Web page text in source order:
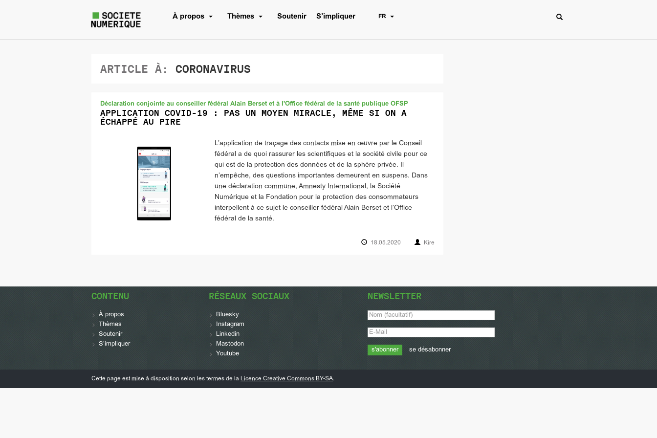
À propos Thèmes Soutenir S’impliquer FR
ARTICLE À: CORONAVIRUS
Déclaration conjointe au conseiller fédéral Alain Berset et à l'Office fédéral de la santé publique OFSP
APPLICATION COVID-19 : PAS UN MOYEN MIRACLE, MÊME SI ON A
ÉCHAPPÉ AU PIRE
L’application de traçage des contacts mise en œuvre par le Conseil
fédéral a de quoi rassurer les scientifiques et la société civile pour ce
qui est de la protection des données et de la sphère privée. Il
n’empêche, des questions importantes demeurent en suspens. Dans
une déclaration commune, Amnesty International, la Société
Numérique et la Fondation pour la protection des consommateurs
interpellent à ce sujet le conseiller fédéral Alain Berset et l’Office
fédéral de la santé.
18.05.2020 Kire
CONTENU
À propos
Thèmes
Soutenir
S’impliquer
RÉSEAUX SOCIAUX
Bluesky
Instagram
Linkedin
Mastodon
Youtube
NEWSLETTER
se désabonner
Cette page est mise à disposition selon les termes de la Licence Creative Commons BY-SA.